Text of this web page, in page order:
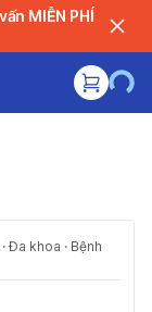
·Đa khoa · Bệnh